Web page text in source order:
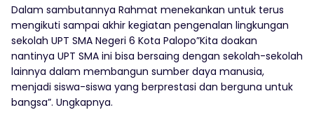
Dalam sambutannya Rahmat menekankan untuk terus
mengikuti sampai akhir kegiatan pengenalan lingkungan
sekolah UPT SMA Negeri 6 Kota Palopo”Kita doakan
nantinya UPT SMA ini bisa bersaing dengan sekolah-sekolah
lainnya dalam membangun sumber daya manusia,
menjadi siswa-siswa yang berprestasi dan berguna untuk
bangsa”. Ungkapnya.